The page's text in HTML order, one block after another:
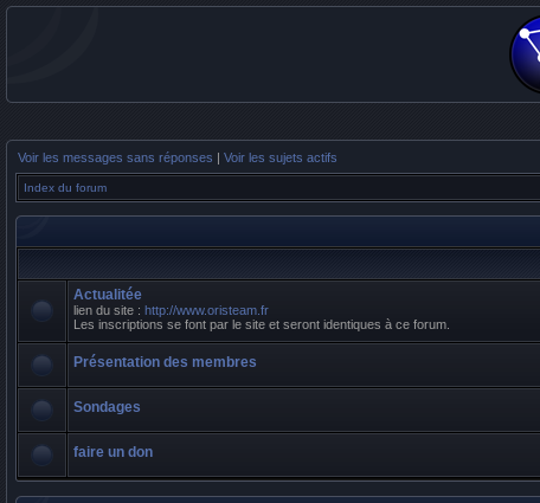
Voir les messages sans réponses | Voir les sujets actifs
Index du forum
Actualitée
lien du site : http://www.oristeam.fr
Les inscriptions se font par le site et seront identiques à ce forum.
Présentation des membres
Sondages
faire un don